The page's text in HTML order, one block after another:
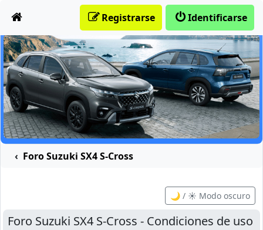
Identificarse
Registrarse
Foro Suzuki SX4 S-Cross
🌙 / ☀️ Modo oscuro
Foro Suzuki SX4 S-Cross - Condiciones de uso